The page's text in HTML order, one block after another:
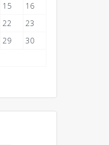
15
16
22
23
29
30